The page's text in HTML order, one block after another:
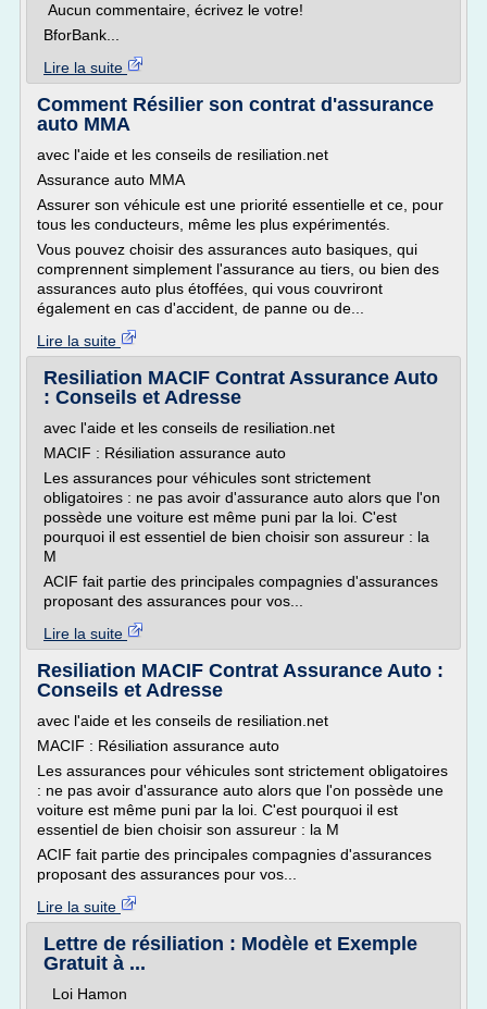
Aucun commentaire, écrivez le votre!
BforBank...
Lire la suite
Comment Résilier son contrat d'assurance
auto MMA
avec l'aide et les conseils de resiliation.net
Assurance auto MMA
Assurer son véhicule est une priorité essentielle et ce, pour
tous les conducteurs, même les plus expérimentés.
Vous pouvez choisir des assurances auto basiques, qui
comprennent simplement l'assurance au tiers, ou bien des
assurances auto plus étoffées, qui vous couvriront
également en cas d'accident, de panne ou de...
Lire la suite
Resiliation MACIF Contrat Assurance Auto
: Conseils et Adresse
avec l'aide et les conseils de resiliation.net
MACIF : Résiliation assurance auto
Les assurances pour véhicules sont strictement
obligatoires : ne pas avoir d'assurance auto alors que l'on
possède une voiture est même puni par la loi. C'est
pourquoi il est essentiel de bien choisir son assureur : la
M
ACIF fait partie des principales compagnies d'assurances
proposant des assurances pour vos...
Lire la suite
Resiliation MACIF Contrat Assurance Auto :
Conseils et Adresse
avec l'aide et les conseils de resiliation.net
MACIF : Résiliation assurance auto
Les assurances pour véhicules sont strictement obligatoires
: ne pas avoir d'assurance auto alors que l'on possède une
voiture est même puni par la loi. C'est pourquoi il est
essentiel de bien choisir son assureur : la M
ACIF fait partie des principales compagnies d'assurances
proposant des assurances pour vos...
Lire la suite
Lettre de résiliation : Modèle et Exemple
Gratuit à ...
Loi Hamon